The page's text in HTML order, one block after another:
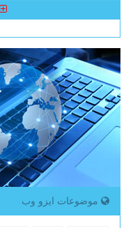
موضوعات ایزو وب